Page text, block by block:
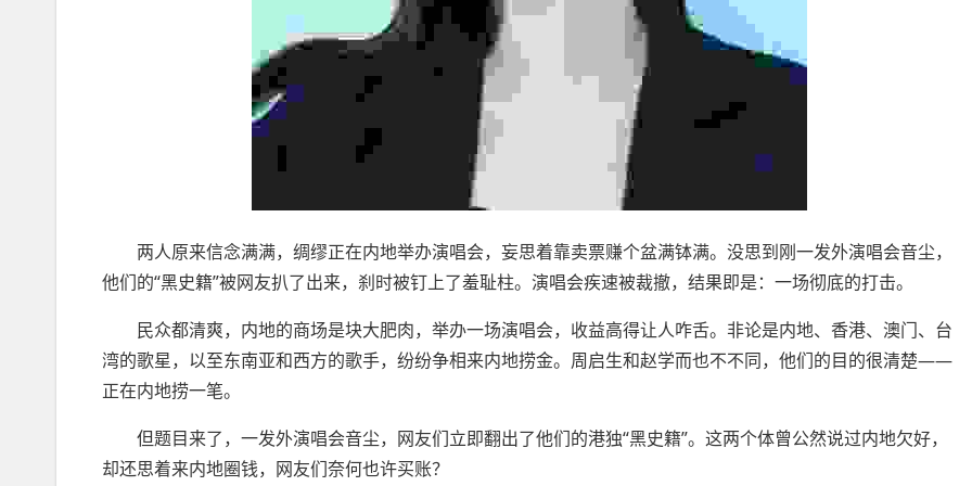
两人原来信念满满，绸缪正在内地举办演唱会，妄思着靠卖票赚个盆满钵满。没思到刚一发外演唱会音尘，
他们的“黑史籍”被网友扒了出来，刹时被钉上了羞耻柱。演唱会疾速被裁撤，结果即是：一场彻底的打击。
民众都清爽，内地的商场是块大肥肉，举办一场演唱会，收益高得让人咋舌。非论是内地、香港、澳门、台
湾的歌星，以至东南亚和西方的歌手，纷纷争相来内地捞金。周启生和赵学而也不不同，他们的目的很清楚——
正在内地捞一笔。
但题目来了，一发外演唱会音尘，网友们立即翻出了他们的港独“黑史籍”。这两个体曾公然说过内地欠好，
却还思着来内地圈钱，网友们奈何也许买账？